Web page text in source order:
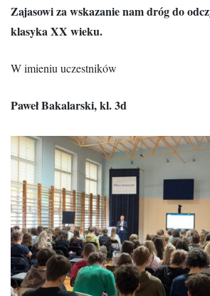
Zajasowi za wskazanie nam dróg do
klasyka XX wieku.
W imieniu uczestników
Paweł Bakalarski, kl. 3d